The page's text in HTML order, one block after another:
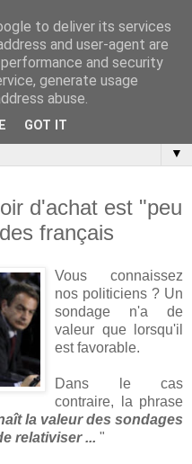
et de
▼
d'achat est "peu
français
Vous connaissez
nos politiciens ? Un
sondage n'a de
valeur que lorsqu'il
est favorable.
Dans le cas
contraire, la phrase
la valeur des sondages
relativiser ... "
to deliver its services
and user-agent are
and security
generate usage
abuse.
GOT IT